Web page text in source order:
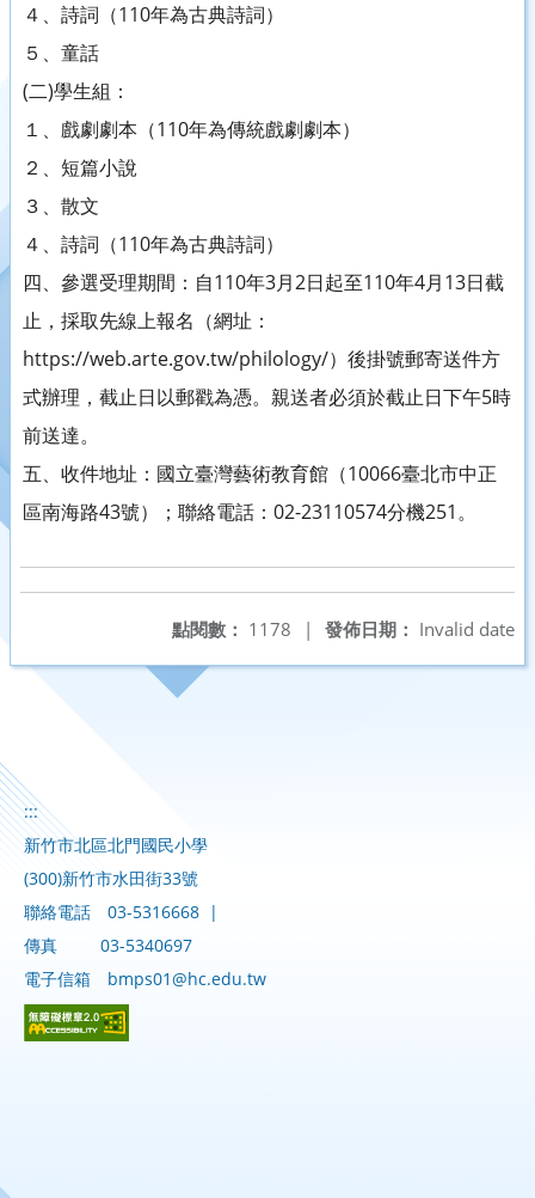
４、詩詞（110年為古典詩詞）
５、童話
(二)學生組：
１、戲劇劇本（110年為傳統戲劇劇本）
２、短篇小說
３、散文
４、詩詞（110年為古典詩詞）
四、參選受理期間：自110年3月2日起至110年4月13日截
止，採取先線上報名（網址：
https://web.arte.gov.tw/philology/）後掛號郵寄送件方
式辦理，截止日以郵戳為憑。親送者必須於截止日下午5時
前送達。
五、收件地址：國立臺灣藝術教育館（10066臺北市中正
區南海路43號）；聯絡電話：02-23110574分機251。
發佈日期： Invalid date
點閱數： 1178 |
:::
新竹市北區北門國民小學
(300)新竹市水田街33號
聯絡電話
03-5316668 |
傳真
03-5340697
電子信箱
bmps01@hc.edu.tw